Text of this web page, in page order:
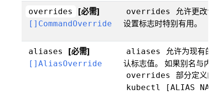
overrides [必需]
[]CommandOverride
overrides
允许更改命
设置标志时特别有用。
aliases [必需]
[]AliasOverride
aliases
允许为现有的
认标志值。 如果别名与内
overrides 部分定义的
kubectl [ALIAS